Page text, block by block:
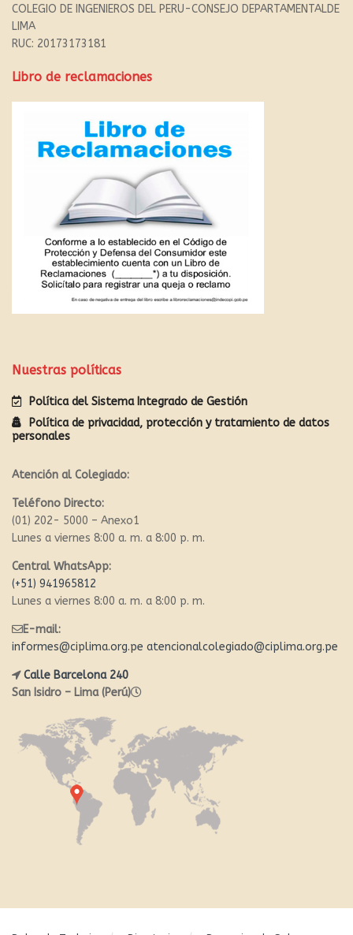
COLEGIO DE INGENIEROS DEL PERU-CONSEJO DEPARTAMENTALDE
LIMA
RUC: 20173173181
Libro de reclamaciones
Nuestras políticas
Política del Sistema Integrado de Gestión
Política de privacidad, protección y tratamiento de datos
personales
Atención al Colegiado:
Teléfono Directo:
(01) 202- 5000 – Anexo1
Lunes a viernes 8:00 a. m. a 8:00 p. m.
Central WhatsApp:
(+51) 941965812
Lunes a viernes 8:00 a. m. a 8:00 p. m.
E-mail:
informes@ciplima.org.pe atencionalcolegiado@ciplima.org.pe
Calle Barcelona 240
San Isidro – Lima (Perú)